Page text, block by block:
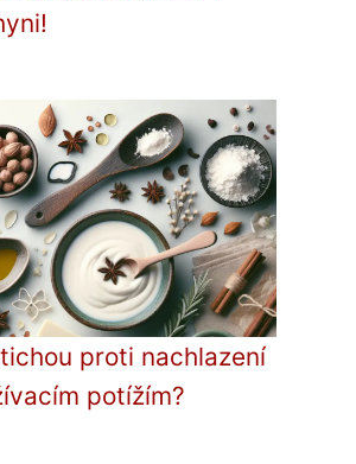
proti nachlazení
potížím?